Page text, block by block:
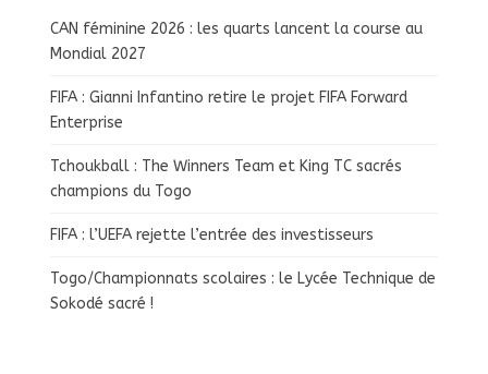
CAN féminine 2026 : les quarts lancent la course au
Mondial 2027
FIFA : Gianni Infantino retire le projet FIFA Forward
Enterprise
Tchoukball : The Winners Team et King TC sacrés
champions du Togo
FIFA : l’UEFA rejette l’entrée des investisseurs
Togo/Championnats scolaires : le Lycée Technique de
Sokodé sacré !